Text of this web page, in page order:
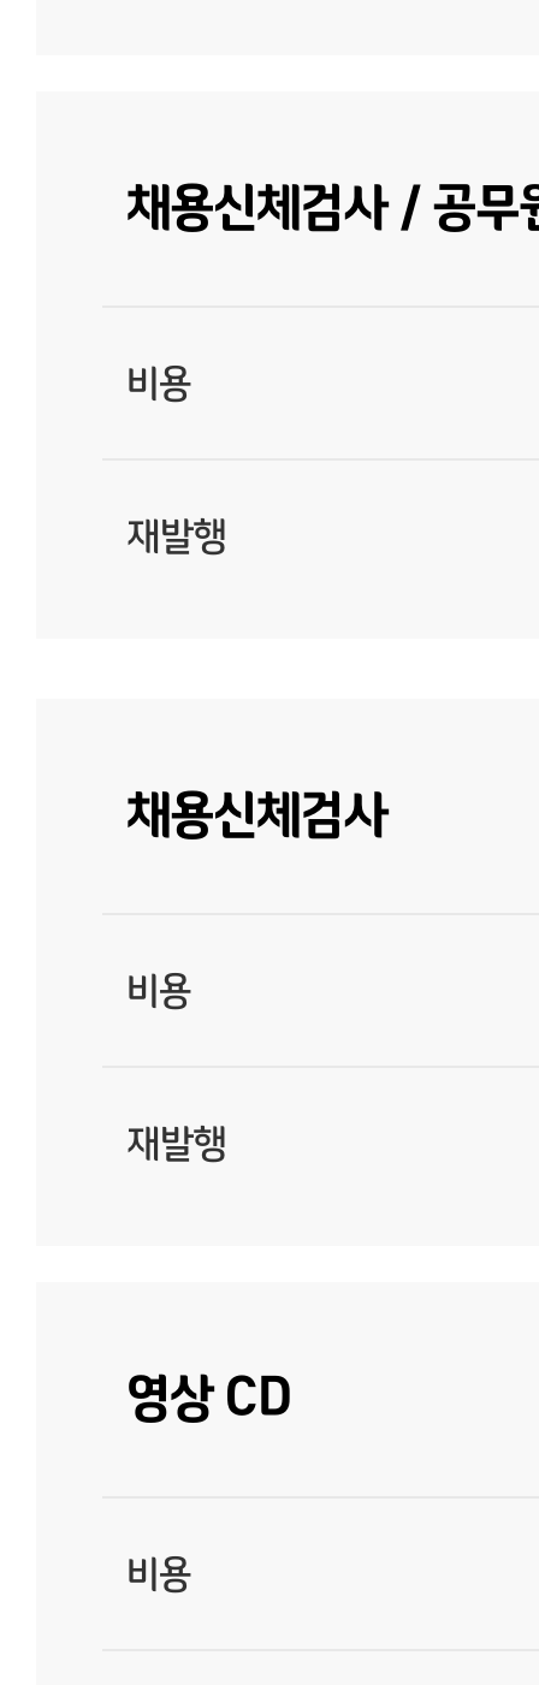
채용신체검사 / 공무
비용
재발행
채용신체검사
비용
재발행
영상 CD
비용